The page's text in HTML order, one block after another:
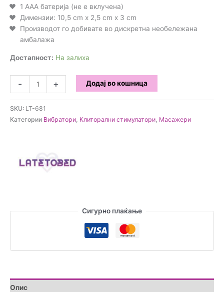
1 AAA батерија (не е вклучена)
Димензии: 10,5 cm x 2,5 cm x 3 cm
Производот го добивате во дискретна необележана
амбалажа
Достапност: На залиха
-
LateToBed
-
Trimy
Вибратор
количина
+ Додај во кошница
SKU: LT-681
Категории Вибратори, Клиторални стимулатори, Масажери
Сигурно плаќање
Опис